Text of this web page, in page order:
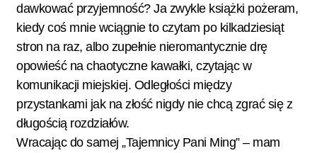
dawkować przyjemność? Ja zwykle książki pożeram,
kiedy coś mnie wciągnie to czytam po kilkadziesiąt
stron na raz, albo zupełnie nieromantycznie drę
opowieść na chaotyczne kawałki, czytając w
komunikacji miejskiej. Odległości między
przystankami jak na złość nigdy nie chcą zgrać się z
długością rozdziałów.
Wracając do samej „Tajemnicy Pani Ming” – mam